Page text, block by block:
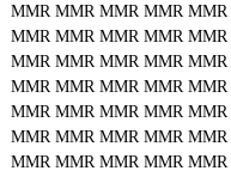
MMR MMR MMR MMR MMR
MMR MMR MMR MMR MMR
MMR MMR MMR MMR MMR
MMR MMR MMR MMR MMR
MMR MMR MMR MMR MMR
MMR MMR MMR MMR MMR
MMR MMR MMR MMR MMR